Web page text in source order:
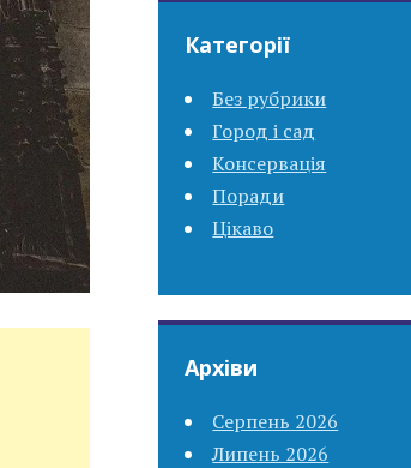
Категорії
Без рубрики
Город і сад
Консервація
Поради
Цікаво
Архіви
Серпень 2026
Липень 2026